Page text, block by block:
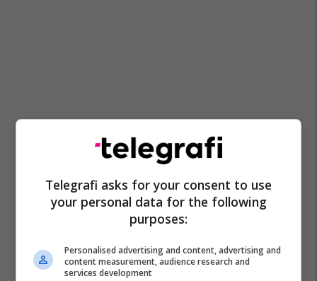
Telegrafi asks for your consent to use
your personal data for the following
purposes:
Personalised advertising and content, advertising and
content measurement, audience research and
services development